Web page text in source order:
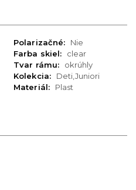
Polarizačné:
Nie
Farba skiel:
clear
Tvar rámu:
okrúhly
Kolekcia:
Deti,Juniori
Materiál:
Plast